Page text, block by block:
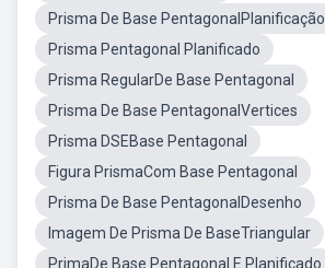
Prisma De Base PentagonalPlanificação
Prisma Pentagonal Planificado
Prisma RegularDe Base Pentagonal
Prisma De Base PentagonalVertices
Prisma DSEBase Pentagonal
Figura PrismaCom Base Pentagonal
Prisma De Base PentagonalDesenho
Imagem De Prisma De BaseTriangular
PrimaDe Base Pentagonal E Planificado